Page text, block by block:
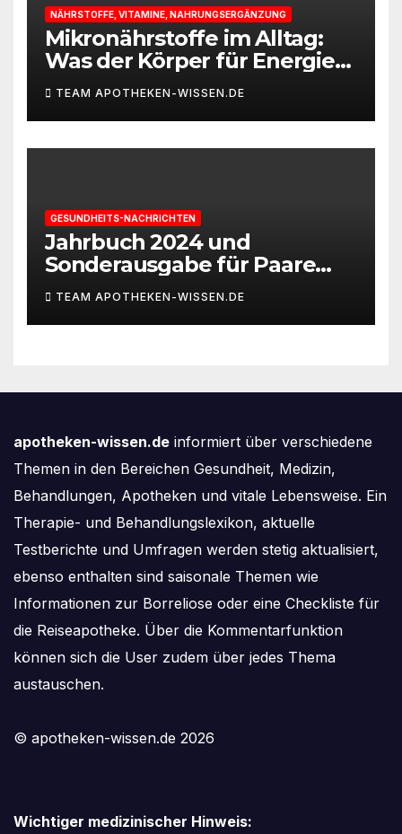
NÄHRSTOFFE, VITAMINE, NAHRUNGSERGÄNZUNG
Mikronährstoffe im Alltag:
Was der Körper für Energie
und Leistungsfähigkeit
braucht
TEAM APOTHEKEN-WISSEN.DE
GESUNDHEITS-NACHRICHTEN
Jahrbuch 2024 und
Sonderausgabe für Paare
des Deutschen IVF-Registers:
Zahl der Mehrlingsgeburten
nach
TEAM APOTHEKEN-WISSEN.DE
apotheken-wissen.de informiert über verschiedene
Themen in den Bereichen Gesundheit, Medizin,
Behandlungen, Apotheken und vitale Lebensweise. Ein
Therapie- und Behandlungslexikon, aktuelle
Testberichte und Umfragen werden stetig aktualisiert,
ebenso enthalten sind saisonale Themen wie
Informationen zur Borreliose oder eine Checkliste für
die Reiseapotheke. Über die Kommentarfunktion
können sich die User zudem über jedes Thema
austauschen.
© apotheken-wissen.de 2026
Wichtiger medizinischer Hinweis: